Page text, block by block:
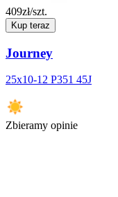
409zł/szt.
Kup teraz
Journey
25x10-12 P351 45J
Zbieramy opinie